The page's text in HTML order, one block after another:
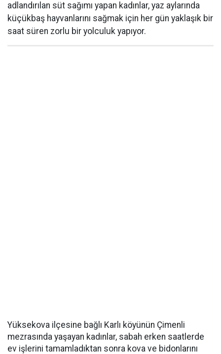
adlandırılan süt sağımı yapan kadınlar, yaz aylarında
küçükbaş hayvanlarını sağmak için her gün yaklaşık bir
saat süren zorlu bir yolculuk yapıyor.
Yüksekova ilçesine bağlı Karlı köyünün Çimenli
mezrasında yaşayan kadınlar, sabah erken saatlerde
ev işlerini tamamladıktan sonra kova ve bidonlarını